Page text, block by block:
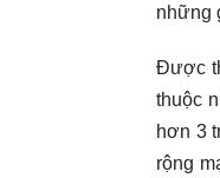
những
Được
thuộc
hơn 3
rộng